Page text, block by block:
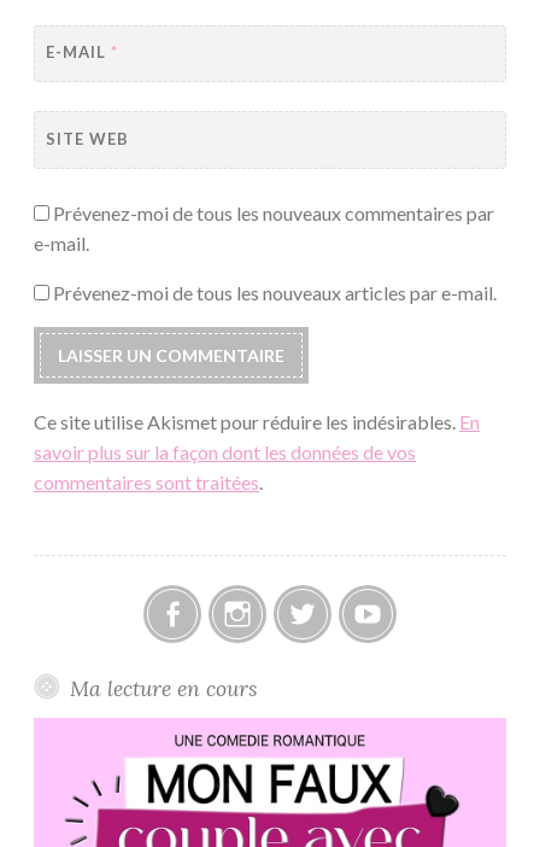
E-MAIL *
SITE WEB
Prévenez-moi de tous les nouveaux commentaires par
e-mail.
Prévenez-moi de tous les nouveaux articles par e-mail.
Ce site utilise Akismet pour réduire les indésirables. En
savoir plus sur la façon dont les données de vos
commentaires sont traitées.
Ma lecture en cours